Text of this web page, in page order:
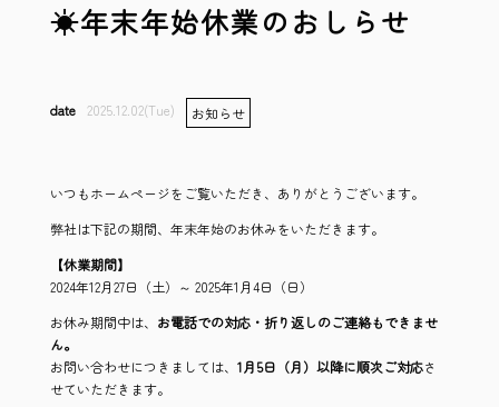
☀年末年始休業のおしらせ
2025.12.02(Tue) お知らせ
いつもホームページをご覧いただき、ありがとうございます。
弊社は下記の期間、年末年始のお休みをいただきます。
【休業期間】
2024年12月27日（土）～ 2025年1月4日（日）
お休み期間中は、 お電話での対応・折り返しのご連絡もできませ
ん。
お問い合わせにつきましては、 1月5日（月）以降に順次ご対応さ
せていただきます。